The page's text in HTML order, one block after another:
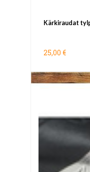
Kärkiraudat
25,00 €